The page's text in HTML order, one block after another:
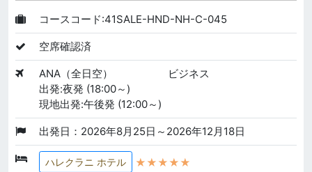
コースコード:41SALE-HND-NH-C-045
空席確認済
ANA（全日空）
ビジネス
出発:夜発 (18:00～)
現地出発:午後発 (12:00～)
出発日：2026年8月25日～2026年12月18日
ハレクラニ ホテル ★★★★★